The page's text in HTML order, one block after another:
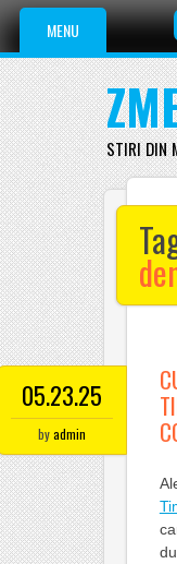
Main
Skip
content
MENU
STIRI DIN
05.23.25
byadmin